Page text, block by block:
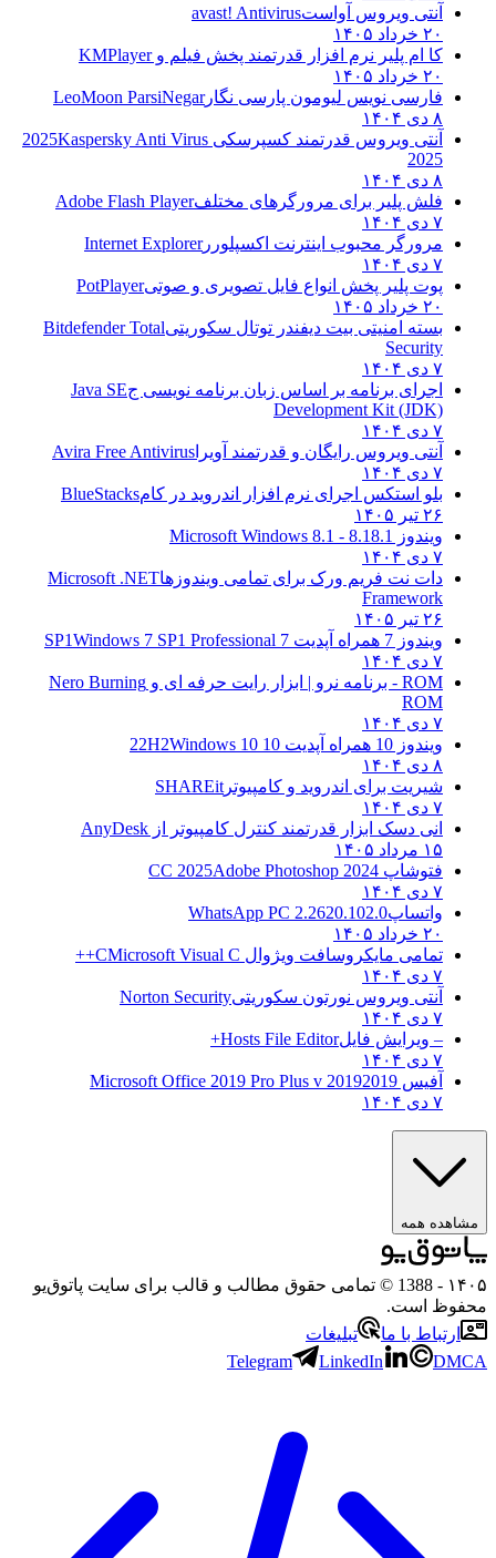
آنتی ویروس آواستavast! Antivirus
۲۰ خرداد ۱۴۰۵
کا ام پلیر نرم افزار قدرتمند پخش فیلم وKMPlayer
۲۰ خرداد ۱۴۰۵
فارسی نویس لیومون پارسی نگارLeoMoon ParsiNegar
۸ دی ۱۴۰۴
آنتی ویروس قدرتمند کسپرسکی 2025 Kaspersky Anti Virus
2025
۸ دی ۱۴۰۴
فلش پلیر برای مرورگرهای مختلفAdobe Flash Player
۷ دی ۱۴۰۴
مرورگر محبوب اینترنت اکسپلوررInternet Explorer
۷ دی ۱۴۰۴
پوت پلیر پخش انواع فایل تصویری و صوتیPotPlayer
۲۰ خرداد ۱۴۰۵
بسته امنیتی بیت دیفندر توتال سکوریتیBitdefender Total
Security
۷ دی ۱۴۰۴
اجرای برنامه بر اساس زبان برنامه نویسی جJava SE
Development Kit (JDK)
۷ دی ۱۴۰۴
آنتی ویروس رایگان و قدرتمند آویرا Avira Free Antivirus
۷ دی ۱۴۰۴
بلو استکس اجرای نرم افزار اندروید در کامBlueStacks
۲۶ تیر ۱۴۰۵
ویندوز 8.1
8.1 - Microsoft Windows 8.1
۷ دی ۱۴۰۴
دات نت فریم ورک برای تمامی ویندوزهاMicrosoft .NET
Framework
۲۶ تیر ۱۴۰۵
ویندوز 7 همراه آپدیت 7 SP1
Windows 7 SP1 Professional
۷ دی ۱۴۰۴
ROM - برنامه نرو | ابزار رایت حرفه ای و
Nero Burning
ROM
۷ دی ۱۴۰۴
ویندوز 10 همراه آپدیت 10 22H2
Windows 10
۸ دی ۱۴۰۴
شیریت برای اندروید و کامپیوتر SHAREit
۷ دی ۱۴۰۴
انی دسک ابزار قدرتمند کنترل کامپیوتر از AnyDesk
۱۵ مرداد ۱۴۰۵
فتوشاپ CC 2025 Adobe Photoshop 2024
۷ دی ۱۴۰۴
واتساپWhatsApp PC 2.2620.102.0
۲۰ خرداد ۱۴۰۵
تمامی مایکروسافت ویژوال C Microsoft Visual C++
۷ دی ۱۴۰۴
آنتی ویروس نورتون سکوریتیNorton Security
۷ دی ۱۴۰۴
– ویرایش فایلHosts File Editor+
۷ دی ۱۴۰۴
آفیس 2019 2019 Microsoft Office 2019 Pro Plus v
۷ دی ۱۴۰۴
مشاهده همه
۱۴۰۵
- 1388 © تمامی حقوق مطالب و قالب برای سایت پاتوق‌یو
محفوظ است.
ارتباط با ما
تبلیغات
Telegram
LinkedIn DMCA